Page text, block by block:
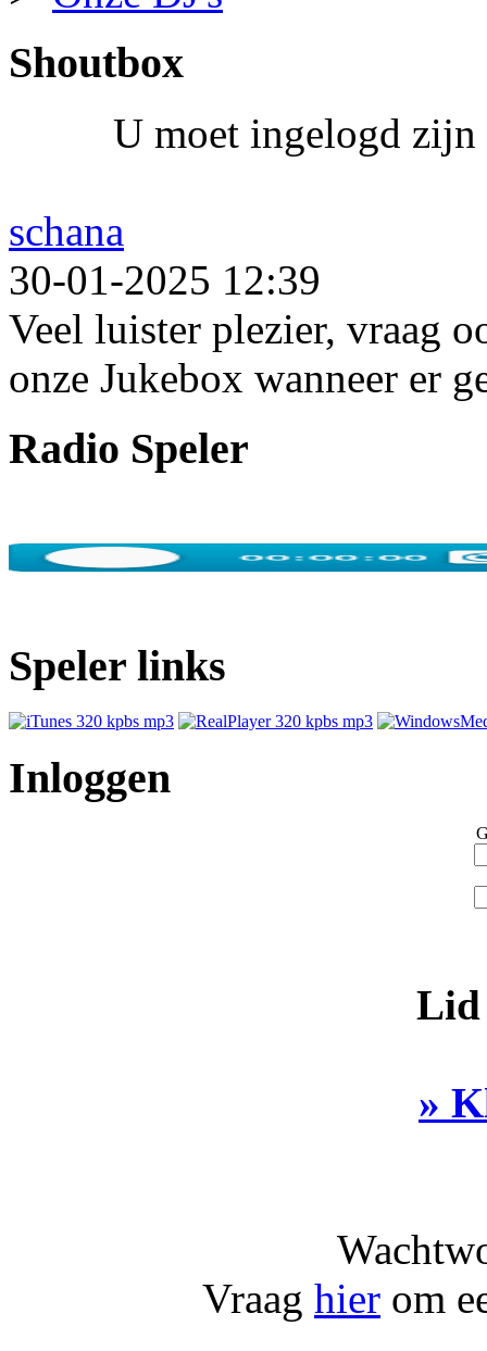
Shoutbox
U moet ingelogd zijn
schana
30-01-2025 12:39
Veel luister plezier, vraag
onze Jukebox wanneer er
Radio Speler
Speler links
Inloggen
Lid
»
Vraag hier om